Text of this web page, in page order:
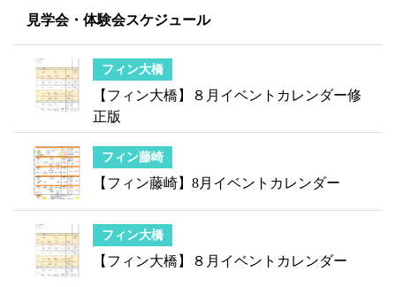
見学会・体験会スケジュール
フィン大橋
【フィン大橋】８月イベントカレンダー修
正版
フィン藤崎
【フィン藤崎】8月イベントカレンダー
フィン大橋
【フィン大橋】８月イベントカレンダー